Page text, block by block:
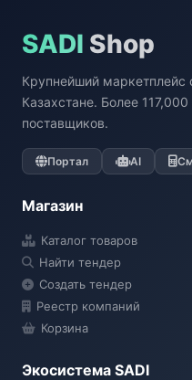
SADI Shop
Крупнейший маркетплейс
Казахстане. Более
поставщиков.
Портал AI
Магазин
Каталог товаров
Найти тендер
Создать тендер
Реестр компаний
Корзина
Экосистема SADI